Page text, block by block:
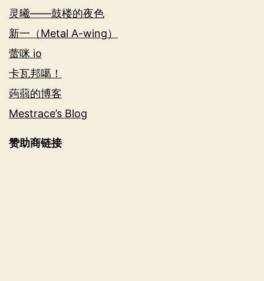
灵曦——鼓楼的夜色
新一（Metal A-wing）
蕾咪 io
卡瓦邦噶！
蒟蒻的博客
Mestrace’s Blog
赞助商链接